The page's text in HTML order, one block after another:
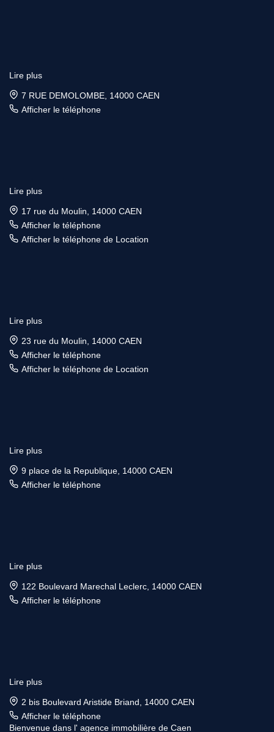
Lire plus
7 RUE DEMOLOMBE, 14000 CAEN
Afficher le téléphone
Lire plus
17 rue du Moulin, 14000 CAEN
Afficher le téléphone
Afficher le téléphone de Location
Lire plus
23 rue du Moulin, 14000 CAEN
Afficher le téléphone
Afficher le téléphone de Location
Lire plus
9 place de la Republique, 14000 CAEN
Afficher le téléphone
Lire plus
122 Boulevard Marechal Leclerc, 14000 CAEN
Afficher le téléphone
Lire plus
2 bis Boulevard Aristide Briand, 14000 CAEN
Afficher le téléphone
Bienvenue dans l' agence immobilière de Caen